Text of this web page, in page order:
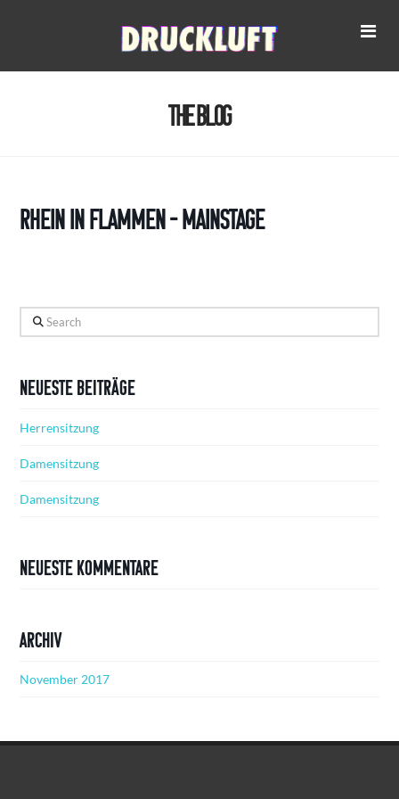
The Blog
Rhein in Flammen – MainStage
Search
Neueste Beiträge
Herrensitzung
Damensitzung
Damensitzung
Neueste Kommentare
Archiv
November 2017